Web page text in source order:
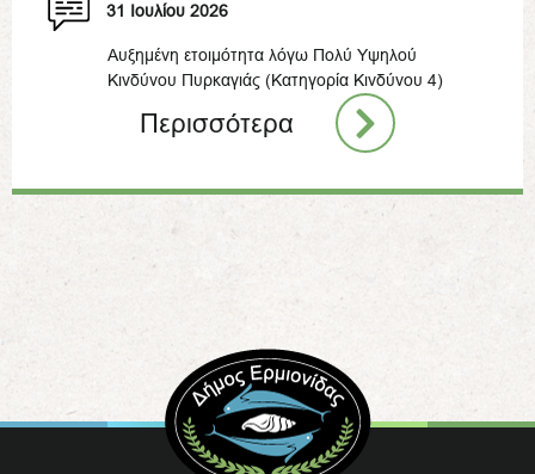
31 Ιουλίου 2026
Αυξημένη ετοιμότητα λόγω Πολύ Υψηλού
Κινδύνου Πυρκαγιάς (Κατηγορία Κινδύνου 4)
Περισσότερα